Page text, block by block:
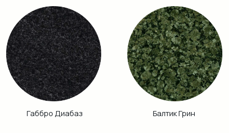
Кузнечный
Гранатовый
Амфиболит